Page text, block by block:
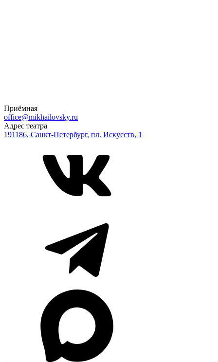
Приёмная
office@mikhailovsky.ru
Адрес театра
191186, Санкт-Петербург, пл. Искусств, 1